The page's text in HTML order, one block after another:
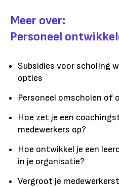
Meer over:
Personeel
Subsidies voor scholing
opties
Personeel omscholen of
Hoe zet je een
medewerkers op?
Hoe ontwikkel je een
in je organisatie?
Vergroot je